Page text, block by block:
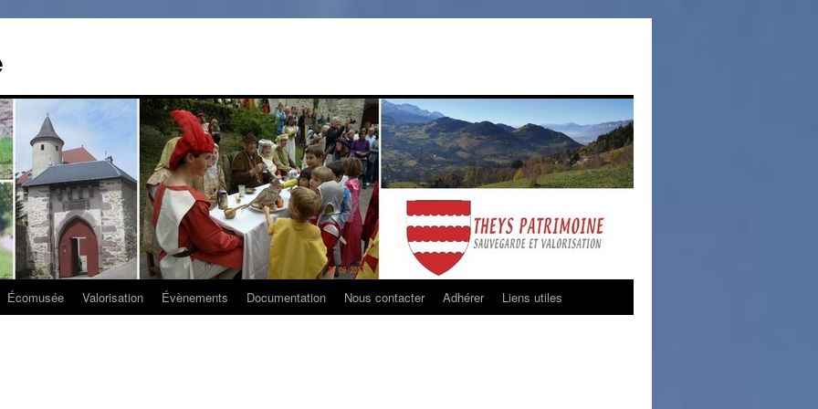
Écomusée Valorisation Évènements Documentation Nous contacter Adhérer Liens utiles